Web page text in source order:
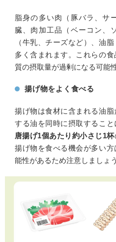
脂身の多い肉（豚バラ、サ
臓、肉加工品（ベーコン、
（牛乳、チーズなど）、油
多く含まれます。これらの
質の摂取量が過剰になる可能
揚げ物をよく食べる
揚げ物は食材に含まれる油
する油を同時に摂取するこ
唐揚げ1個あたり約小さじ1杯
揚げ物を食べる機会が多い
能性があるため注意しましょう